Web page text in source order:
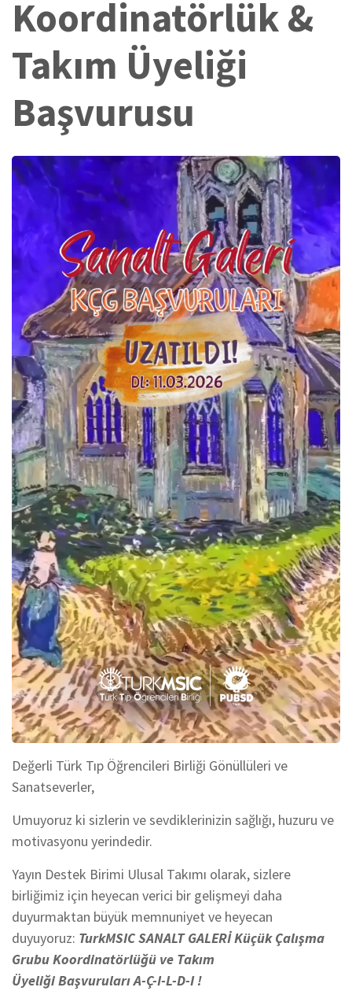
Koordinatörlük &
Takım Üyeliği
Başvurusu
Değerli Türk Tıp Öğrencileri Birliği Gönüllüleri ve
Sanatseverler,
Umuyoruz ki sizlerin ve sevdiklerinizin sağlığı, huzuru ve
motivasyonu yerindedir.
Yayın Destek Birimi Ulusal Takımı olarak, sizlere
birliğimiz için heyecan verici bir gelişmeyi daha
duyurmaktan büyük memnuniyet ve heyecan
duyuyoruz: TurkMSIC SANALT GALERİ Küçük Çalışma
Grubu Koordinatörlüğü ve Takım
Üyeliği BaşvurularıA-Ç-I-L-D-I !